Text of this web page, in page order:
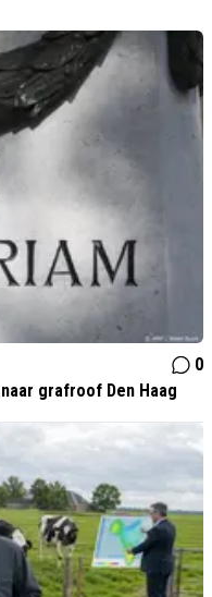
0
grafroof Den Haag